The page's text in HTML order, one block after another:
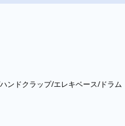
ンドクラップ/エレキベース/ドラム